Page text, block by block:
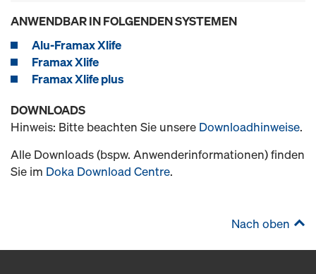
ANWENDBAR IN FOLGENDEN SYSTEMEN
Alu-Framax Xlife
Framax Xlife
Framax Xlife plus
DOWNLOADS
Hinweis: Bitte beachten Sie unsere Downloadhinweise.
Alle Downloads (bspw. Anwenderinformationen) finden
Sie im Doka Download Centre.
Nach oben